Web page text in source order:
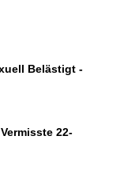
Belästigt -
22-